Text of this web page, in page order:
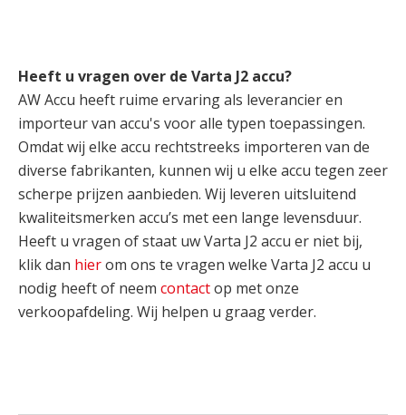
Heeft u vragen over de Varta J2 accu?
AW Accu heeft ruime ervaring als leverancier en
importeur van accu's voor alle typen toepassingen.
Omdat wij elke accu rechtstreeks importeren van de
diverse fabrikanten, kunnen wij u elke accu tegen zeer
scherpe prijzen aanbieden. Wij leveren uitsluitend
kwaliteitsmerken accu’s met een lange levensduur.
Heeft u vragen of staat uw Varta J2 accu er niet bij,
klik dan hierom ons te vragen welke Varta J2 accu u
nodig heeft of neem contactop met onze
verkoopafdeling. Wij helpen u graag verder.